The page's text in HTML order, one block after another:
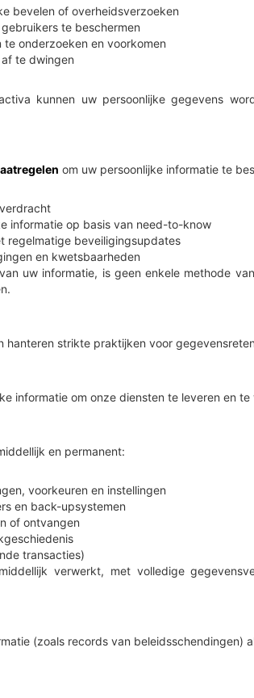
bevelen of overheidsverzoeken
te beschermen
onderzoeken en voorkomen
te dwingen
kunnen uw persoonlijke gegevens
om uw persoonlijke informatie te
informatie op basis van need-to-know
regelmatige beveiligingsupdates
en kwetsbaarheden
uw informatie, is geen enkele methode
hanteren strikte praktijken voor
informatie om onze diensten te leveren en
en permanent:
voorkeuren en instellingen
en back-upsystemen
of ontvangen
transacties)
verwerkt, met volledige
(zoals records van beleidsschendingen)